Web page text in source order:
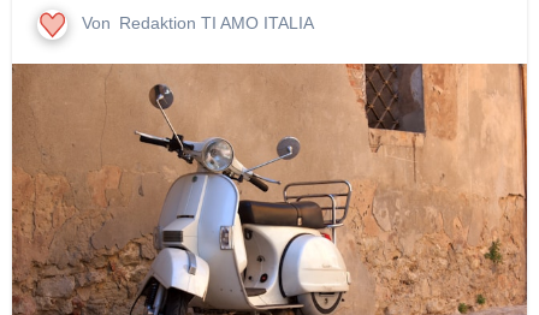
Von Redaktion TI AMO ITALIA